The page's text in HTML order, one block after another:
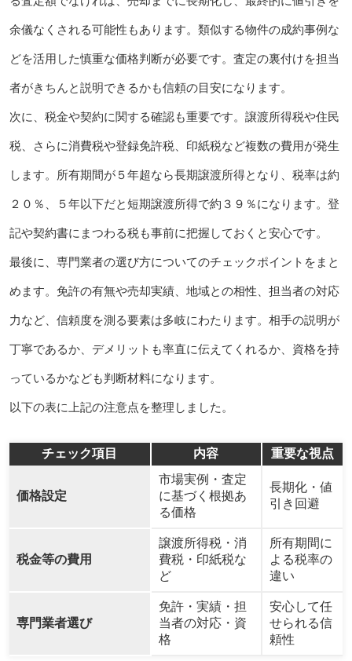
余儀なくされる可能性もあります。類似する物件の成約事例な
どを活用した慎重な価格判断が必要です。査定の裏付けを担当
者がきちんと説明できるかも信頼の目安になります。
次に、税金や契約に関する確認も重要です。譲渡所得税や住民
税、さらに消費税や登録免許税、印紙税など複数の費用が発生
します。所有期間が５年超なら長期譲渡所得となり、税率は約
２０％、５年以下だと短期譲渡所得で約３９％になります。登
記や契約書にまつわる税も事前に把握しておくと安心です。
最後に、専門業者の選び方についてのチェックポイントをまと
めます。免許の有無や売却実績、地域との相性、担当者の対応
力など、信頼度を測る要素は多岐にわたります。相手の説明が
丁寧であるか、デメリットも率直に伝えてくれるか、資格を持
っているかなども判断材料になります。
以下の表に上記の注意点を整理しました。
チェック項目 内容 重要な視点
価格設定
市場実例・査定
に基づく根拠あ
る価格
長期化・値
引き回避
税金等の費用
譲渡所得税・消
費税・印紙税な
ど
所有期間に
よる税率の
違い
専門業者選び
免許・実績・担
当者の対応・資
格
安心して任
せられる信
頼性